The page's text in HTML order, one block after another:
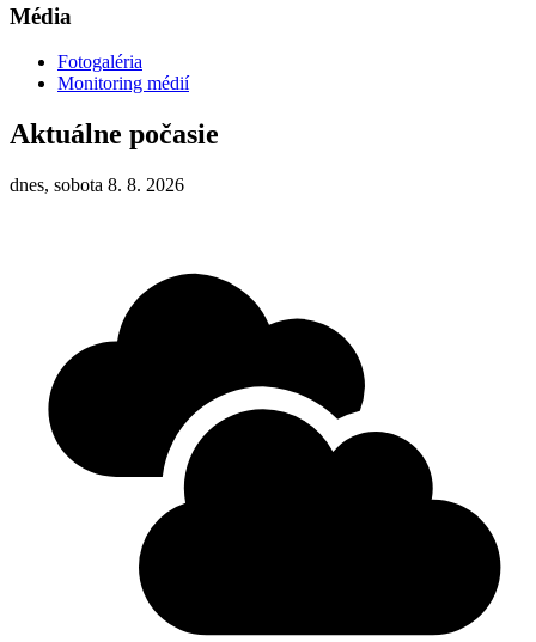
Média
Fotogaléria
Monitoring médií
Aktuálne počasie
dnes, sobota 8. 8. 2026